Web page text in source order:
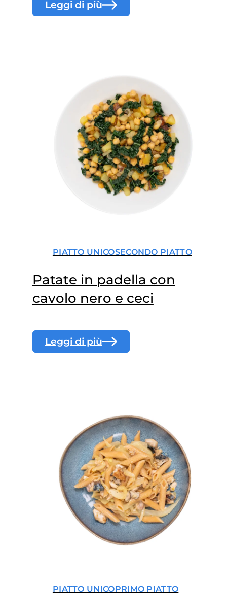
Leggi di più
PIATTO UNICOSECONDO PIATTO
Patate in padella con
cavolo nero e ceci
Leggi di più
PIATTO UNICOPRIMO PIATTO